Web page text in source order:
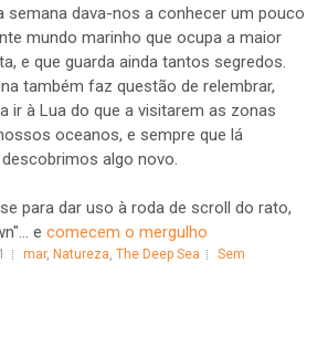
semana dava-nos a conhecer um pouco
mundo marinho que ocupa a maior
e que guarda ainda tantos segredos.
também faz questão de relembrar,
ir à Lua do que a visitarem as zonas
oceanos, e sempre que lá
algo novo.
para dar uso à roda de scroll do rato,
e comecem o mergulho
mar, Natureza, The Deep Sea
Sem